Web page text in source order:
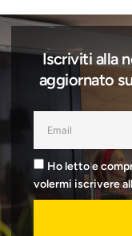
Iscriviti alla
aggiornato
Ho letto e
volermi iscrivere